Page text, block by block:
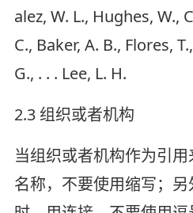
alez, W. L., Hughes, W.,
C., Baker, A. B., Flores,
G., . . . Lee, L. H.
2.3 组织或者机构
当组织或者机构作为引
名称，不要使用缩写；